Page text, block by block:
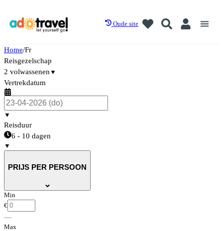
Oude site
Home/Fr
Reisgezelschap
2 volwassenen ▼
Vertrekdatum
▼
Reisduur
6 - 10 dagen
▼
PRIJS PER PERSOON
Min
€
—
Max